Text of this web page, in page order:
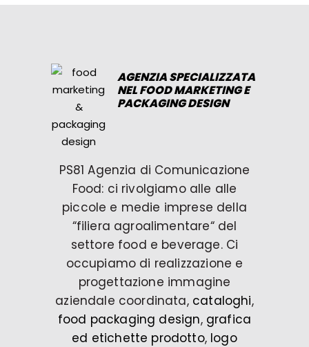
AGENZIA SPECIALIZZATA
NEL FOOD MARKETING E
PACKAGING DESIGN
PS81 Agenzia di Comunicazione
Food: ci rivolgiamo alle alle
piccole e medie imprese della
“filiera agroalimentare“ del
settore food e beverage. Ci
occupiamo di realizzazione e
progettazione immagine
aziendale coordinata, cataloghi,
food packaging design, grafica
ed etichette prodotto, logo